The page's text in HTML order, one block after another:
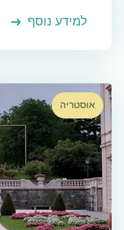
למידע נוסף
אוסטריה